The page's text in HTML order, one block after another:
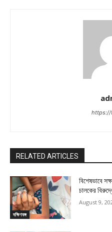
https://
RELATED ARTICLES
দক্ষিণবঙ্গ
বিশেষভাবে
চালকের
August 9,